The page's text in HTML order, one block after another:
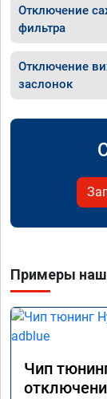
Отключение
фильтра
Отключение
заслонок
Примеры
Чип